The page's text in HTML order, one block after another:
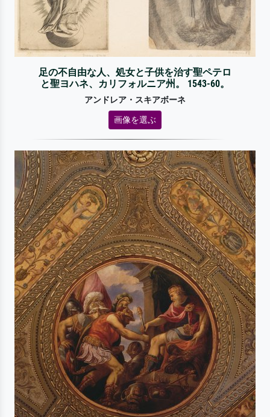
足の不自由な人、処女と子供を治す聖ペテロ
と聖ヨハネ、カリフォルニア州。 1543-60。
アンドレア・スキアボーネ
画像を選ぶ